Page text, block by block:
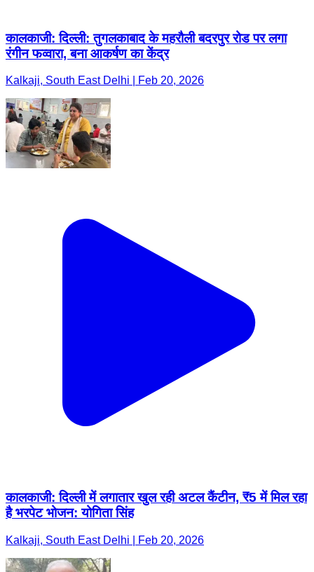
कालकाजी: दिल्ली: तुगलकाबाद के महरौली बदरपुर रोड पर लगा
रंगीन फव्वारा, बना आकर्षण का केंद्र
Kalkaji, South East Delhi | Feb 20, 2026
कालकाजी: दिल्ली में लगातार खुल रही अटल कैंटीन, ₹5 में मिल रहा
है भरपेट भोजन: योगिता सिंह
Kalkaji, South East Delhi | Feb 20, 2026